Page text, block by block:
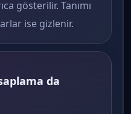
gösterilir. Tanımı
ise gizlenir.
da